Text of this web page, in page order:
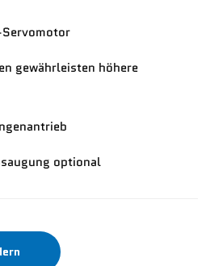
gewährleisten höhere
optional